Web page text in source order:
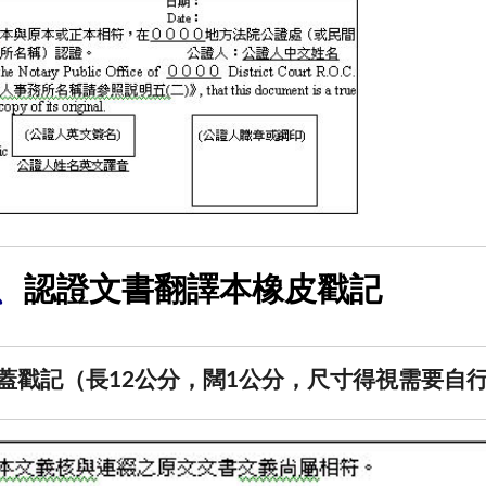
認證文書翻譯本橡皮戳記
戳記（長12公分，闊1公分，尺寸得視需要自